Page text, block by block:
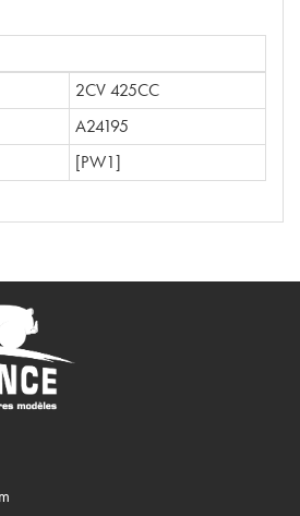
2CV 425CC
A24195
[PW1]